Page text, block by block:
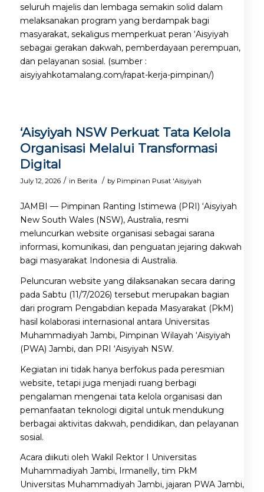
seluruh majelis dan lembaga semakin solid dalam
melaksanakan program yang berdampak bagi
masyarakat, sekaligus memperkuat peran ‘Aisyiyah
sebagai gerakan dakwah, pemberdayaan perempuan,
dan pelayanan sosial. (sumber :
aisyiyahkotamalang.com/rapat-kerja-pimpinan/)
‘Aisyiyah NSW Perkuat Tata Kelola
Organisasi Melalui Transformasi
Digital
July 12, 2026 / in Berita / by Pimpinan Pusat 'Aisyiyah
JAMBI — Pimpinan Ranting Istimewa (PRI) ‘Aisyiyah
New South Wales (NSW), Australia, resmi
meluncurkan website organisasi sebagai sarana
informasi, komunikasi, dan penguatan jejaring dakwah
bagi masyarakat Indonesia di Australia.
Peluncuran website yang dilaksanakan secara daring
pada Sabtu (11/7/2026) tersebut merupakan bagian
dari program Pengabdian kepada Masyarakat (PkM)
hasil kolaborasi internasional antara Universitas
Muhammadiyah Jambi, Pimpinan Wilayah ‘Aisyiyah
(PWA) Jambi, dan PRI ‘Aisyiyah NSW.
Kegiatan ini tidak hanya berfokus pada peresmian
website, tetapi juga menjadi ruang berbagi
pengalaman mengenai tata kelola organisasi dan
pemanfaatan teknologi digital untuk mendukung
berbagai aktivitas dakwah, pendidikan, dan pelayanan
sosial.
Acara diikuti oleh Wakil Rektor I Universitas
Muhammadiyah Jambi, Irmanelly, tim PkM
Universitas Muhammadiyah Jambi, jajaran PWA Jambi,